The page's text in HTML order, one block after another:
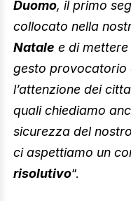
Duomo, il primo
collocato nella
Natale e di
gesto provocatorio
l’attenzione dei
quali chiediamo
sicurezza del
ci aspettiamo un
risolutivo“.